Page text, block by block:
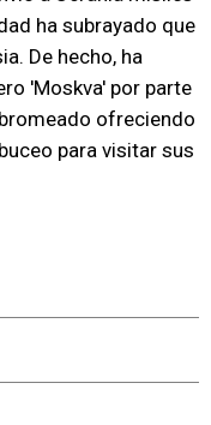
ha subrayado que
De hecho, ha
'Moskva' por parte
ofreciendo
para visitar sus